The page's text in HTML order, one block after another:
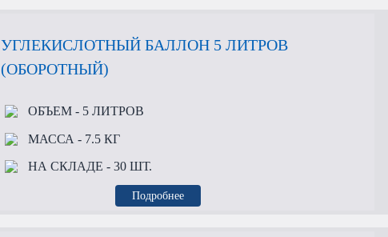
УГЛЕКИСЛОТНЫЙ БАЛЛОН 5 ЛИТРОВ
(ОБОРОТНЫЙ)
ОБЪЕМ- 5 ЛИТРОВ
МАССА - 7.5 КГ
НА СКЛАДЕ - 30 ШТ.
Подробнее